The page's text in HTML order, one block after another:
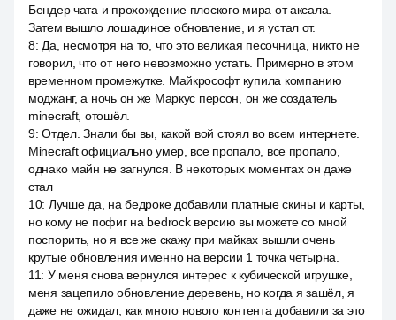
Бендер чата и прохождение плоского мира от аксала.
Затем вышло лошадиное обновление, и я устал от.
8: Да, несмотря на то, что это великая песочница, никто не
говорил, что от него невозможно устать. Примерно в этом
временном промежутке. Майкрософт купила компанию
моджанг, а ночь он же Маркус персон, он же создатель
minecraft, отошёл.
9:Отдел. Знали бы вы, какой вой стоял во всем интернете.
Minecraft официально умер, все пропало, все пропало,
однако майн не загнулся. В некоторых моментах он даже
стал
10: Лучше да, на бедроке добавили платные скины и карты,
но кому не пофиг на bedrock версию вы можете со мной
поспорить, но я все же скажу при майках вышли очень
крутые обновления именно на версии 1 точка четырна.
11: У меня снова вернулся интерес к кубической игрушке,
меня зацепило обновление деревень, но когда я зашёл, я
даже не ожидал, как много нового контента добавили за это